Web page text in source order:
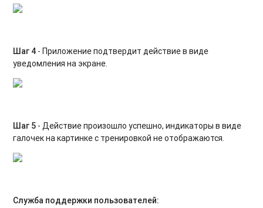
Шаг 4 - Приложение подтвердит действие в виде
уведомления на экране.
Шаг 5 - Действие произошло успешно, индикаторы в виде
галочек на картинке с тренировкой не отображаются.
Служба поддержки пользователей: